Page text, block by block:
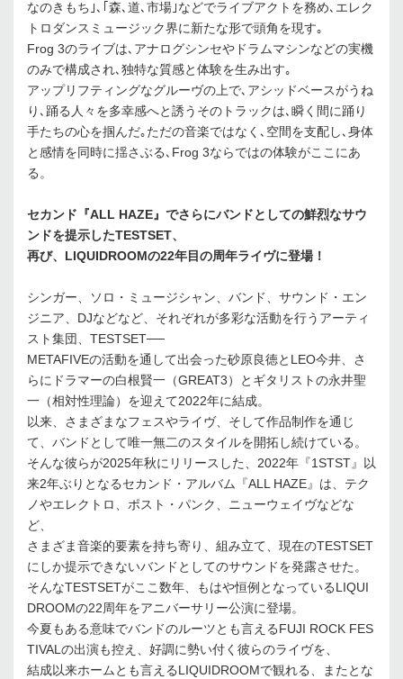
なのきもち｣､｢森､道､市場｣などでライブアクトを務め､エレク
トロダンスミュージック界に新たな形で頭角を現す｡
Frog 3のライブは､アナログシンセやドラムマシンなどの実機
のみで構成され､独特な質感と体験を生み出す｡
アップリフティングなグルーヴの上で､アシッドベースがうね
り､踊る人々を多幸感へと誘うそのトラックは､瞬く間に踊り
手たちの心を掴んだ｡ただの音楽ではなく､空間を支配し､身体
と感情を同時に揺さぶる､Frog 3ならではの体験がここにあ
る。
セカンド『ALL HAZE』でさらにバンドとしての鮮烈なサウ
ンドを提示したTESTSET、
再び、LIQUIDROOMの22年目の周年ライヴに登場！
シンガー、ソロ・ミュージシャン、バンド、サウンド・エン
ジニア、DJなどなど、それぞれが多彩な活動を行うアーティ
スト集団、TESTSET──
METAFIVEの活動を通して出会った砂原良徳とLEO今井、さ
らにドラマーの白根賢一（GREAT3）とギタリストの永井聖
一（相対性理論）を迎えて2022年に結成。
以来、さまざまなフェスやライヴ、そして作品制作を通じ
て、バンドとして唯一無二のスタイルを開拓し続けている。
そんな彼らが2025年秋にリリースした、2022年『1STST』以
来2年ぶりとなるセカンド・アルバム『ALL HAZE』は、テク
ノやエレクトロ、ポスト・パンク、ニューウェイヴなどな
ど、
さまざま音楽的要素を持ち寄り、組み立て、現在のTESTSET
にしか提示できないバンドとしてのサウンドを発露させた。
そんなTESTSETがここ数年、もはや恒例となっているLIQUI
DROOMの22周年をアニバーサリー公演に登場。
今夏もある意味でバンドのルーツとも言えるFUJI ROCK FES
TIVALの出演も控え、好調に勢い付く彼らのライヴを、
結成以来ホームとも言えるLIQUIDROOMで観れる、またとな